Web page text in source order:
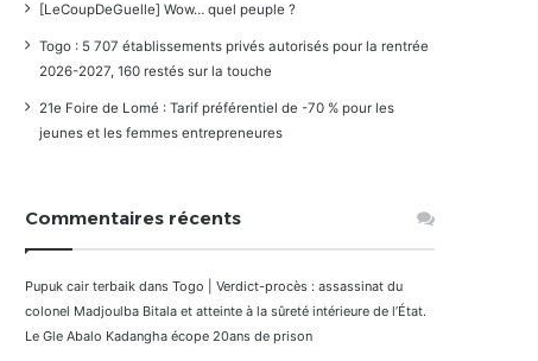
[LeCoupDeGuelle] Wow… quel peuple ?
Togo : 5 707 établissements privés autorisés pour la rentrée
2026-2027, 160 restés sur la touche
21e Foire de Lomé : Tarif préférentiel de -70 % pour les
jeunes et les femmes entrepreneures
Commentaires récents
Pupuk cair terbaik dans Togo | Verdict-procès : assassinat du
colonel Madjoulba Bitala et atteinte à la sûreté intérieure de l’État.
Le Gle Abalo Kadangha écope 20ans de prison